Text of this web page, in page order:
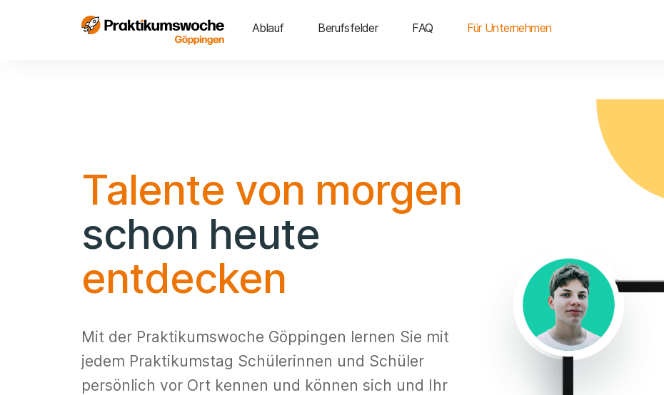
Ablauf Berufsfelder FAQ Für Unternehmen
Talente von morgen
schon heute
entdecken
Mit der Praktikumswoche Göppingen lernen Sie mit
jedem Praktikumstag Schülerinnen und Schüler
persönlich vor Ort kennen und können sich und Ihr